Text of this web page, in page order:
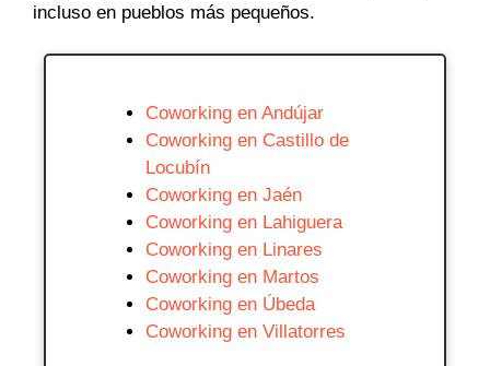
incluso en pueblos más pequeños.
Coworking en Andújar
Coworking en Castillo de
Locubín
Coworking en Jaén
Coworking en Lahiguera
Coworking en Linares
Coworking en Martos
Coworking en Úbeda
Coworking en Villatorres